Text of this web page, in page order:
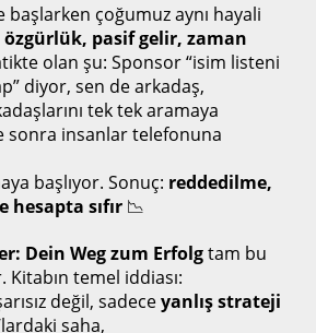
başlarken çoğumuz aynı hayali
pasif gelir, zaman
olan şu: Sponsor “isim listeni
diyor, sen de arkadaş,
tek tek aramaya
sonra insanlar telefonuna
başlıyor. Sonuç: reddedilme,
hesapta sıfır 📉
Dein Weg zum Erfolgtam bu
Kitabın temel iddiası:
değil, sadeceyanlış strateji
saha,